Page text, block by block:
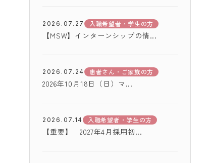
2026.07.27 入職希望者・学生の方
【MSW】インターンシップの情...
2026.07.24 患者さん・ご家族の方
2026年10月18日（日）マ...
2026.07.14 入職希望者・学生の方
【重要】 2027年4月採用初...